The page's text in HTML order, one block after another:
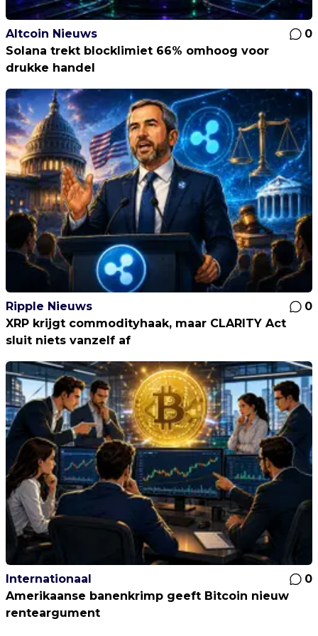
Altcoin Nieuws
0
Solana trekt blocklimiet 66% omhoog voor
drukke handel
Ripple Nieuws
0
XRP krijgt commodityhaak, maar CLARITY Act
sluit niets vanzelf af
Internationaal
0
Amerikaanse banenkrimp geeft Bitcoin nieuw
renteargument